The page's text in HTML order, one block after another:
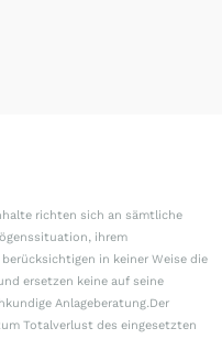
richten sich an sämtliche
ihrem
in keiner Weise die
ersetzen keine auf seine
Anlageberatung.Der
Totalverlust des eingesetzten